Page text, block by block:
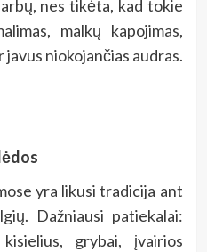
nes tikėta, kad tokie
malkų kapojimas,
niokojančias audras.
yra likusi tradicija ant
Dažniausi patiekalai:
grybai, įvairios